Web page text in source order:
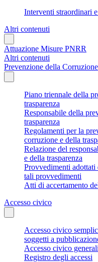
Interventi straordinari
Altri contenuti
Attuazione Misure PNRR
Altri contenuti
Prevenzione della Corruzione
Piano triennale della
trasparenza
Responsabile della
trasparenza
Regolamenti per la
corruzione e della
Relazione del
e della trasparenza
Provvedimenti
tali provvedimenti
Atti di accertamento
Accesso civico
Accesso civico
soggetti a
Accesso civico
Registro degli accessi